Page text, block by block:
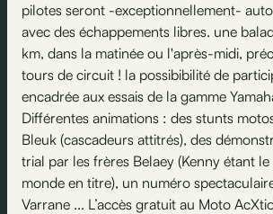
pilotes seront -exceptionnellement-
avec des échappements libres. une
km, dans la matinée ou l'après-midi,
tours de circuit ! la possibibilité de
encadrée aux essais de la gamme
Différentes animations : des stunts
Bleuk (cascadeurs attitrés), des
trial par les frères Belaey (Kenny étant
monde en titre), un numéro
Varrane ... L’accès gratuit au Moto